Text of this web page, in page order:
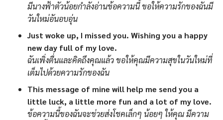
มีนางฟ้าตัวน้อยกำลังอ่านข้อความนี้ ขอให้ความรักของฉันมี
วันใหม่อันอบอุ่น
Just woke up, I missed you. Wishing you a happy
new day full of my love.
ฉันเพิ่งตื่นและคิดถึงคุณแล้ว ขอให้คุณมีความสุขในวันใหม่ที่
เต็มไปด้วยความรักของฉัน
This message of mine will help me send you a
little luck, a little more fun and a lot of my love.
ข้อความนี้ของฉันจะช่วยส่งโชคเล็กๆ น้อยๆ ให้คุณ มีความ